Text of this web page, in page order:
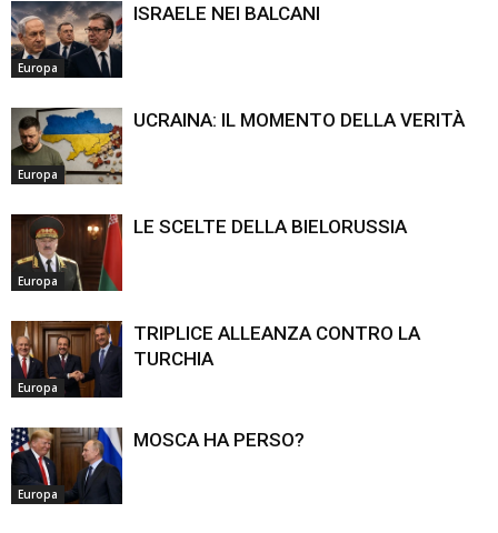
Europa
ISRAELE NEI BALCANI
Europa
UCRAINA: IL MOMENTO DELLA VERITÀ
Europa
LE SCELTE DELLA BIELORUSSIA
Europa
TRIPLICE ALLEANZA CONTRO LA
TURCHIA
Europa
MOSCA HA PERSO?